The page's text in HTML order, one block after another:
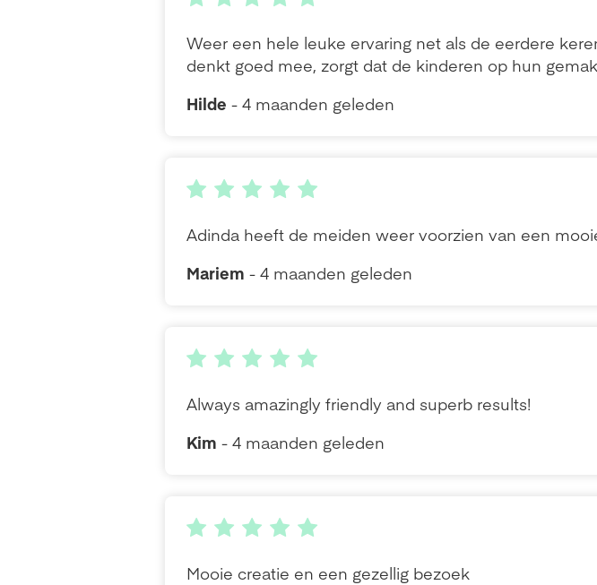
Weer een hele leuke ervaring net als de eerdere
denkt goed mee, zorgt dat de kinderen op hun
Hilde - 4 maanden geleden
Adinda heeft de meiden weer voorzien van een
Mariem - 4 maanden geleden
Always amazingly friendly and superb results!
Kim - 4 maanden geleden
Mooie creatie en een gezellig bezoek